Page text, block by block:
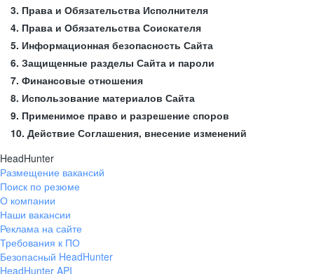
3. Права и Обязательства Исполнителя
4. Права и Обязательства Соискателя
5. Информационная безопасность Сайта
6. Защищенные разделы Сайта и пароли
7. Финансовые отношения
8. Использование материалов Сайта
9. Применимое право и разрешение споров
10. Действие Соглашения, внесение изменений
HeadHunter
Размещение вакансий
Поиск по резюме
О компании
Наши вакансии
Реклама на сайте
Требования к ПО
Безопасный HeadHunter
HeadHunter API